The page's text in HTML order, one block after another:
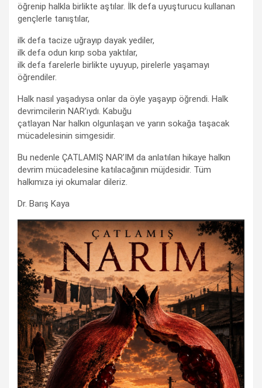
öğrenip halkla birlikte aştılar. İlk defa uyuşturucu kullanan
gençlerle tanıştılar,
ilk defa tacize uğrayıp dayak yediler,
ilk defa odun kırıp soba yaktılar,
ilk defa farelerle birlikte uyuyup, pirelerle yaşamayı
öğrendiler.
Halk nasıl yaşadıysa onlar da öyle yaşayıp öğrendi. Halk
devrimcilerin NAR’ıydı. Kabuğu
çatlayan Nar halkın olgunlaşan ve yarın sokağa taşacak
mücadelesinin simgesidir.
Bu nedenle ÇATLAMIŞ NAR’IM da anlatılan hikaye halkın
devrim mücadelesine katılacağının müjdesidir. Tüm
halkımıza iyi okumalar dileriz.
Dr. Barış Kaya